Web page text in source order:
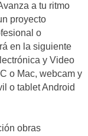
a tu ritmo
proyecto
o
en la siguiente
y Video
o Mac, webcam y
o tablet Android
obras